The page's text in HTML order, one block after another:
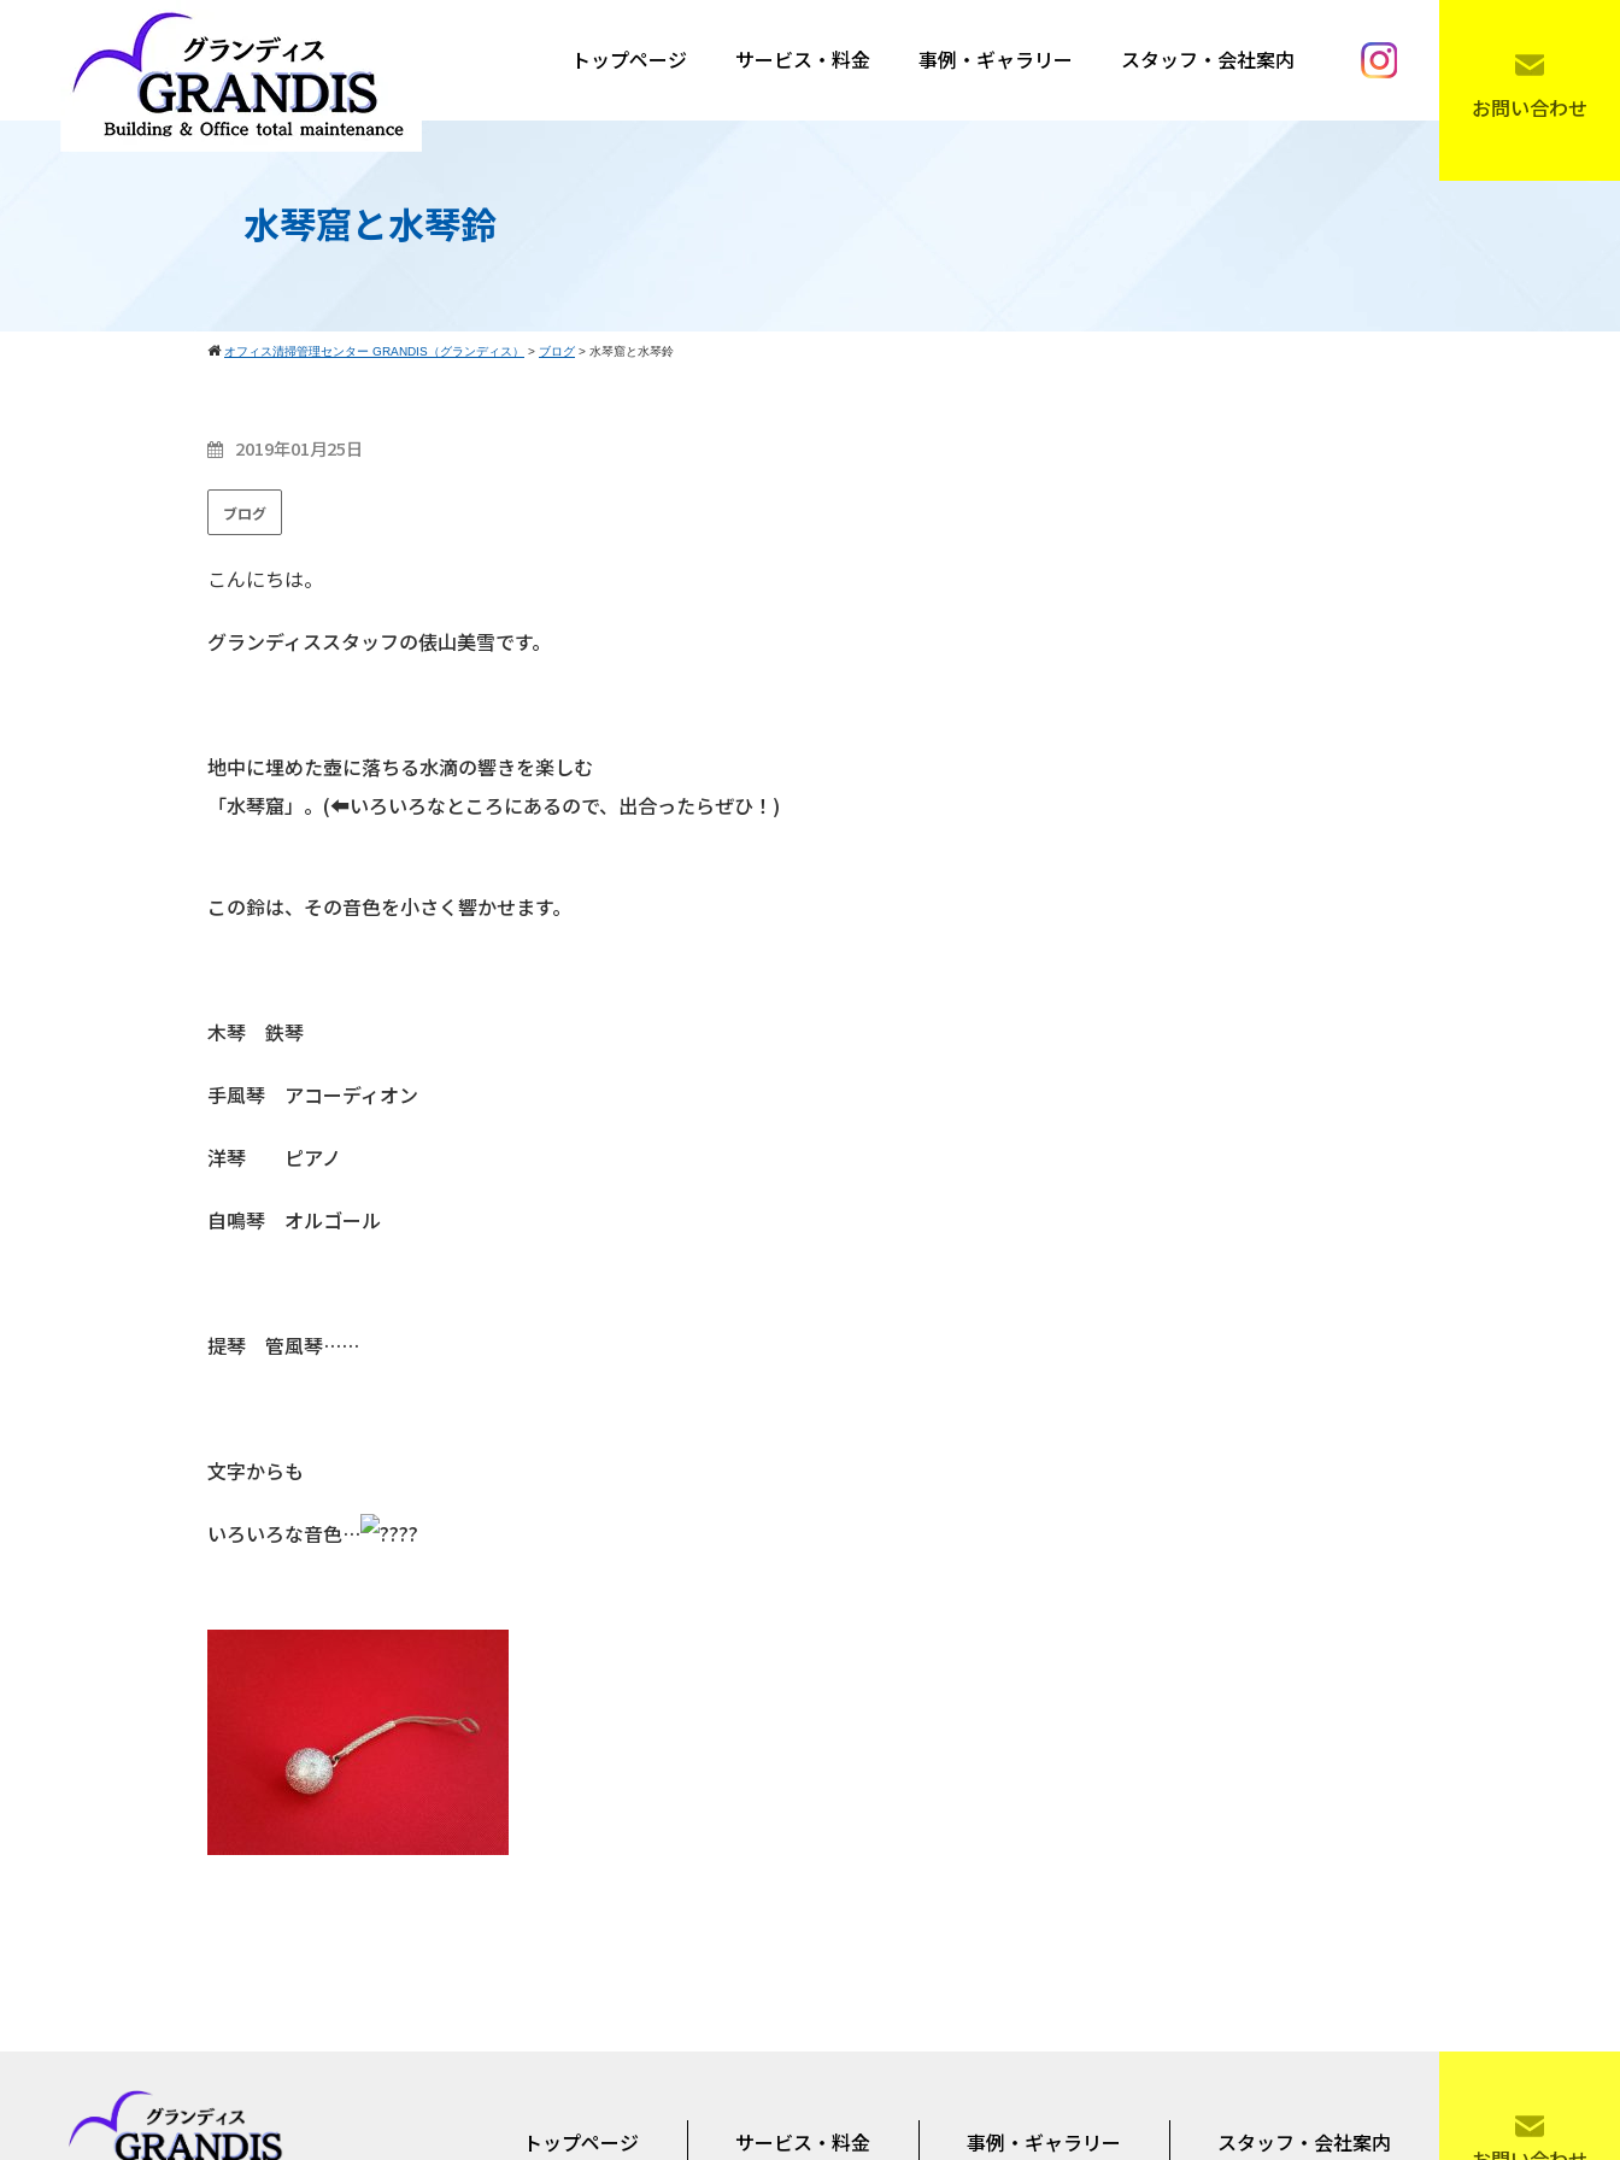
トップページ サービス・料金 事例・ギャラリー
スタッフ・会社案内
お問い合わせ
水琴窟と水琴鈴
オフィス清掃管理センター GRANDIS（グランディス） > ブログ > 水琴窟と水琴鈴
2019年01月25日
ブログ
こんにちは。
グランディススタッフの俵山美雪です。
地中に埋めた壺に落ちる水滴の響きを楽しむ
「水琴窟」。(⬅いろいろなところにあるので、出合ったらぜひ！)
この鈴は、その音色を小さく響かせます。
木琴 鉄琴
手風琴 アコーディオン
洋琴 ピアノ
自鳴琴 オルゴール
提琴 管風琴……
文字からも
いろいろな音色…
トップページ サービス・料金 事例・ギャラリー スタッフ・会社案内